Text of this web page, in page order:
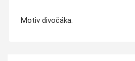
Motiv divočáka.